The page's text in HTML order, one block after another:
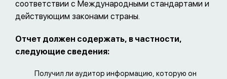
соответствии с Международными стандартами и
действующим законами страны.
Отчет должен содержать, в частности,
следующие сведения:
Получил ли аудитор информацию, которую он